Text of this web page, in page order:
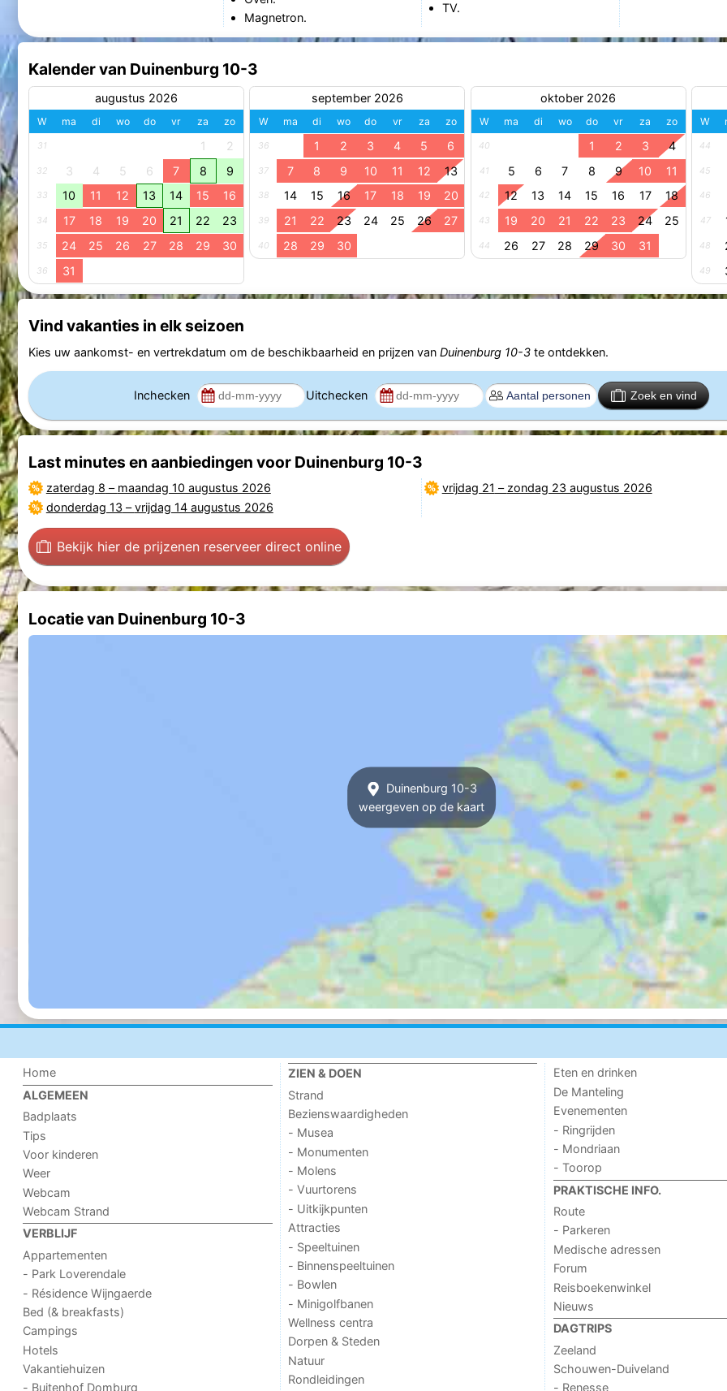
Magnetron.
TV.
Kalender van Duinenburg 10-3
augustus 2026
W ma di wo do vr za zo
31 1 2
32 3 4 5 6 7 8 9
33 10 11 12 13 14 15 16
34 17 18 19 20 21 22 23
35 24 25 26 27 28 29 30
36 31
september 2026
W ma di wo do vr za zo
36 1 2 3 4 5 6
37 7 8 9 10 11 12 13
38 14 15 16 17 18 19 20
39 21 22 23 24 25 26 27
40 28 29 30
oktober 2026
W ma di wo do vr za zo
40 1 2 3 4
41 5 6 7 8 9 10 11
42 12 13 14 15 16 17 18
43 19 20 21 22 23 24 25
44 26 27 28 29 30 31
W
44
45
46
47
48
49
Vind vakanties in elk seizoen
Kies uw aankomst- en vertrekdatum om de beschikbaarheid en prijzen van Duinenburg 10-3te ontdekken.
Inchecken Uitchecken Zoek en vind
Last minutes en aanbiedingen voor Duinenburg 10-3
zaterdag 8 – maandag 10 augustus 2026
donderdag 13 –vrijdag 14 augustus 2026
vrijdag 21 –zondag 23 augustus 2026
Bekijk hier de prijzenen reserveer direct online
Locatie van Duinenburg 10-3
Duinenburg 10-3
weergeven op de kaart
Home
ALGEMEEN
Badplaats
Tips
Voor kinderen
Weer
Webcam
Webcam Strand
VERBLIJF
Appartementen
- Park Loverendale
- Résidence Wijngaerde
Bed (& breakfasts)
Campings
Hotels
Vakantiehuizen
- Buitenhof Domburg
ZIEN & DOEN
Strand
Bezienswaardigheden
- Musea
- Monumenten
- Molens
- Vuurtorens
- Uitkijkpunten
Attracties
- Speeltuinen
- Binnenspeeltuinen
- Bowlen
- Minigolfbanen
Wellness centra
Dorpen & Steden
Natuur
Rondleidingen
Eten en drinken
De Manteling
Evenementen
- Ringrijden
- Mondriaan
- Toorop
PRAKTISCHE INFO.
Route
- Parkeren
Medische adressen
Forum
Reisboekenwinkel
Nieuws
DAGTRIPS
Zeeland
Schouwen-Duiveland
- Renesse